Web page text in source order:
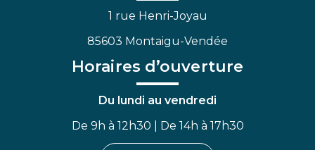
1 rue Henri-Joyau
85603 Montaigu-Vendée
Horaires d’ouverture
Du lundi au vendredi
De 9h à 12h30 | De 14h à 17h30